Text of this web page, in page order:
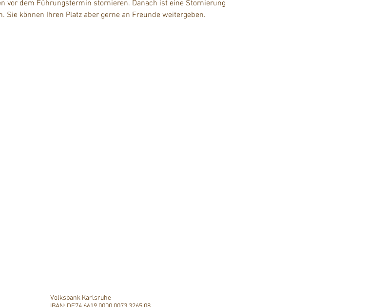
vor dem Führungstermin stornieren. Danach ist eine Stornierung
können Ihren Platz aber gerne an Freunde weitergeben.
Volksbank Karlsruhe